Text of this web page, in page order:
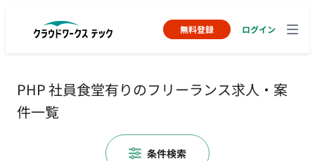
無料登録 ログイン
PHP 社員食堂有りのフリーランス求人・案
件一覧
条件検索